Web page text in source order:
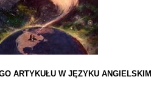
ARTYKUŁU W JĘZYKU ANGIELSKIM